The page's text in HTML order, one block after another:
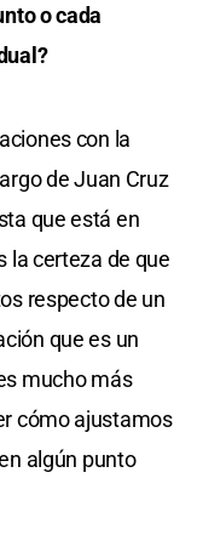
o cada
con la
de Juan Cruz
que está en
la certeza de que
respecto de un
que es un
mucho más
cómo ajustamos
algún punto